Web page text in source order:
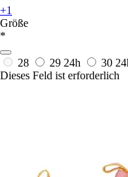
+1
Größe
*
28 29 24h 30
Dieses Feld ist erforderlich